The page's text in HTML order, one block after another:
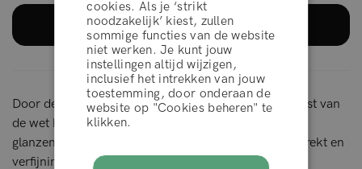
LEES MEER
Door deze basisstappen te volgen, beheers je de kunst van
de wet hair look, en transformeer je je lokken in een
glanzend meesterwerk dat moeiteloos de aandacht trekt en
verfijning uitstraalt. Laten we nu dieper ingaan op de
WEIGEREN
ACCEPTEER
cookies. Als je ‘strikt
noodzakelijk’ kiest, zullen
sommige functies van de website
niet werken. Je kunt jouw
instellingen altijd wijzigen,
inclusief het intrekken van jouw
toestemming, door onderaan de
website op "Cookies beheren" te
klikken.